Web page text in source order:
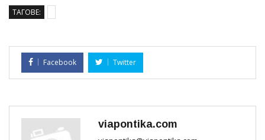
ТАГОВЕ:
Facebook Twitter
viapontika.com